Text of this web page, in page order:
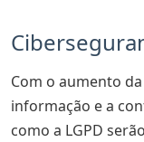
Com o aumento
informação e a
como a LGPD